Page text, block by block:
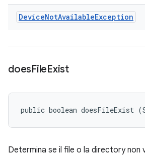
DeviceNotAvailableException
doesFileExist
public boolean doesFileExist
Determina se il file o la directory non